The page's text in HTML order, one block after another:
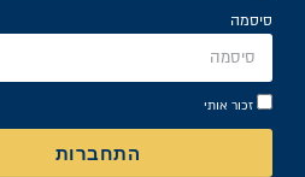
סיסמה
זכור אותי
התחברות